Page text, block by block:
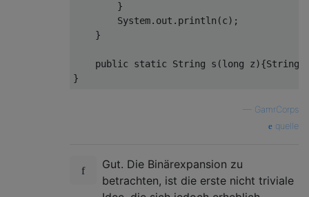
        }
        System.out.println(c);
    }
public static String s(long z){String
GamrCorps
quelle
Gut. Die Binärexpansion zu
betrachten, ist die erste nicht triviale